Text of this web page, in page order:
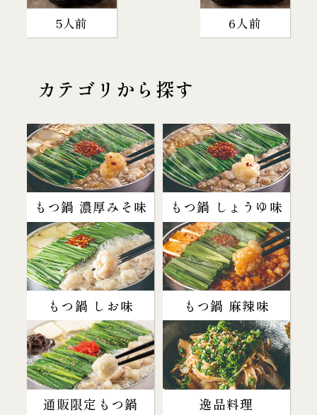
5人前 6人前
カテゴリから探す
もつ鍋 濃厚みそ味 もつ鍋 しょうゆ味
もつ鍋 しお味 もつ鍋 麻辣味
通販限定もつ鍋 逸品料理